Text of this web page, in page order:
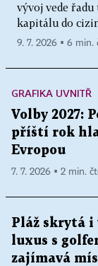
vývoj vede
kapitálu do
9. 7. 2026 ▪ 6 min.
GRAFIKA UVNITŘ
Volby 2027:
příští rok
Evropou
7. 7. 2026 ▪ 2 min.
Pláž skrytá i
luxus s
zajímavá